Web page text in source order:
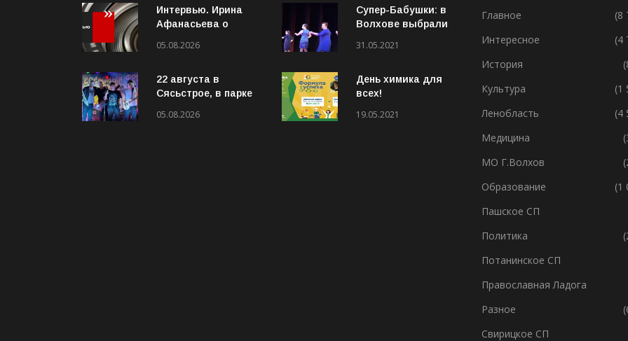
Интервью. Ирина
Афанасьева о
контракте (ВИДЕО)
05.08.2026
22 августа в
Сясьстрое, в парке
состоится
05.08.2026
Супер-Бабушки: в
Волхове выбрали
(ВИДЕО)
31.05.2021
День химика для
всех!
19.05.2021
Главное
(8
Интересное
(4
История
Культура
(1
Ленобласть
(4
Медицина
МО Г.Волхов
Образование
(1
Пашское СП
Политика
Потанинское СП
Православная Ладога
Разное
Свирицкое СП